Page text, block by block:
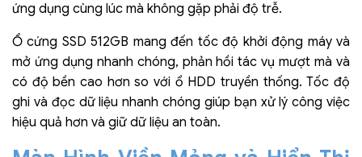
ứng dụng cùng lúc mà không gặp phải độ trễ.
Ổ cứng SSD 512GB mang đến tốc độ khởi động máy và
mở ứng dụng nhanh chóng, phản hồi tác vụ mượt mà và
có độ bền cao hơn so với ổ HDD truyền thống. Tốc độ
ghi và đọc dữ liệu nhanh chóng giúp bạn xử lý công việc
hiệu quả hơn và giữ dữ liệu an toàn.